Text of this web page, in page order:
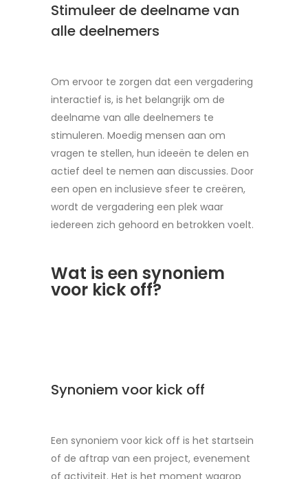
Stimuleer de deelname van
alle deelnemers
Om ervoor te zorgen dat een vergadering
interactief is, is het belangrijk om de
deelname van alle deelnemers te
stimuleren. Moedig mensen aan om
vragen te stellen, hun ideeën te delen en
actief deel te nemen aan discussies. Door
een open en inclusieve sfeer te creëren,
wordt de vergadering een plek waar
iedereen zich gehoord en betrokken voelt.
Wat is een synoniem
voor kick off?
Synoniem voor kick off
Een synoniem voor kick off is het startsein
of de aftrap van een project, evenement
of activiteit. Het is het moment waarop